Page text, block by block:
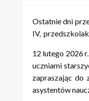
Ostatnie dni
IV,
12 lutego 2026
uczniami
zapraszając do
asystentów